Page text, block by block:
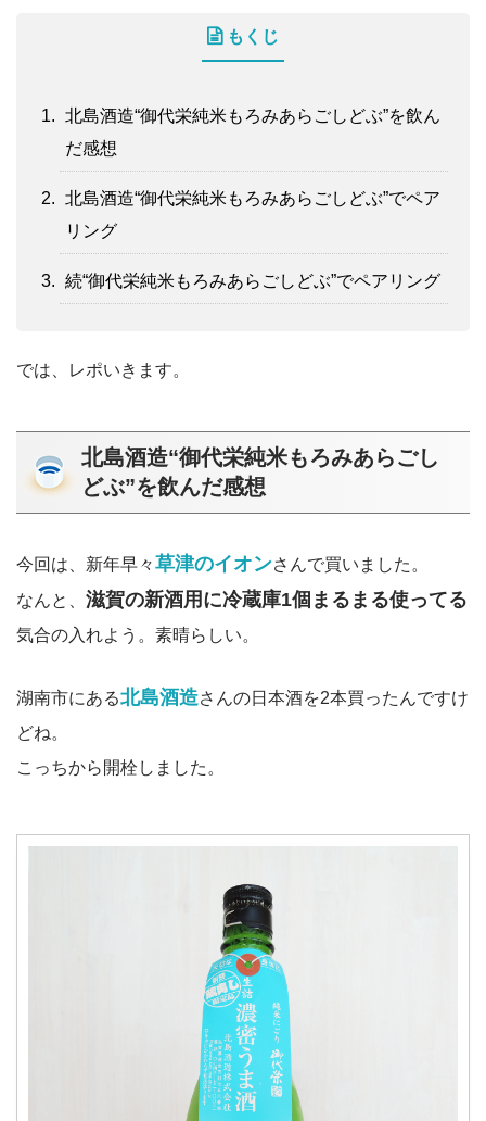
もくじ
北島酒造“御代栄純米もろみあらごしどぶ”を飲ん
だ感想
北島酒造“御代栄純米もろみあらごしどぶ”でペア
リング
続“御代栄純米もろみあらごしどぶ”でペアリング
では、レポいきます。
北島酒造“御代栄純米もろみあらごし
どぶ”を飲んだ感想
今回は、新年早々草津のイオンさんで買いました。
なんと、 滋賀の新酒用に冷蔵庫1個まるまる使ってる
気合の入れよう。素晴らしい。
湖南市にある北島酒造さんの日本酒を2本買ったんですけ
どね。
こっちから開栓しました。